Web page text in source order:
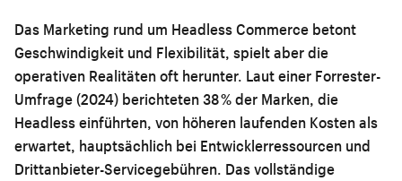
Das Marketing rund um Headless Commerce betont
Geschwindigkeit und Flexibilität, spielt aber die
operativen Realitäten oft herunter. Laut einer Forrester-
Umfrage (2024) berichteten 38 % der Marken, die
Headless einführten, von höheren laufenden Kosten als
erwartet, hauptsächlich bei Entwicklerressourcen und
Drittanbieter-Servicegebühren. Das vollständige